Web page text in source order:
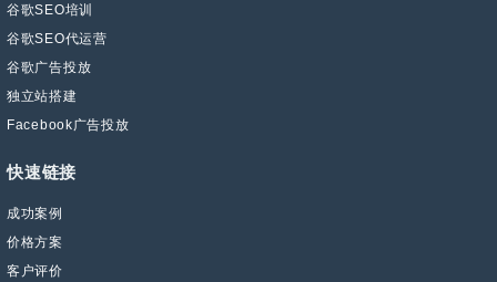
谷歌SEO培训
谷歌SEO代运营
谷歌广告投放
独立站搭建
Facebook广告投放
快速链接
成功案例
价格方案
客户评价